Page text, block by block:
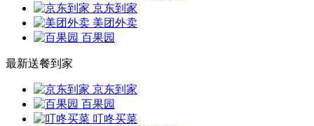
京东到家
美团外卖
百果园
最新送餐到家
京东到家
百果园
叮咚买菜